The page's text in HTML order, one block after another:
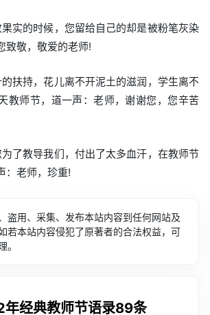
实的时候，您留给自己的却是被粉笔灰染
致敬，敬爱的老师!
扶持，花儿离不开泥土的滋润，学生离不
教师节，道一声：老师，谢谢您，您辛苦
了教导我们，付出了太多血汗，在教师节
：老师，珍重!
盗用、采集、发布本站内容到任何网站及
若本站内容侵犯了原著者的合法权益，可
。
经典教师节语录89条